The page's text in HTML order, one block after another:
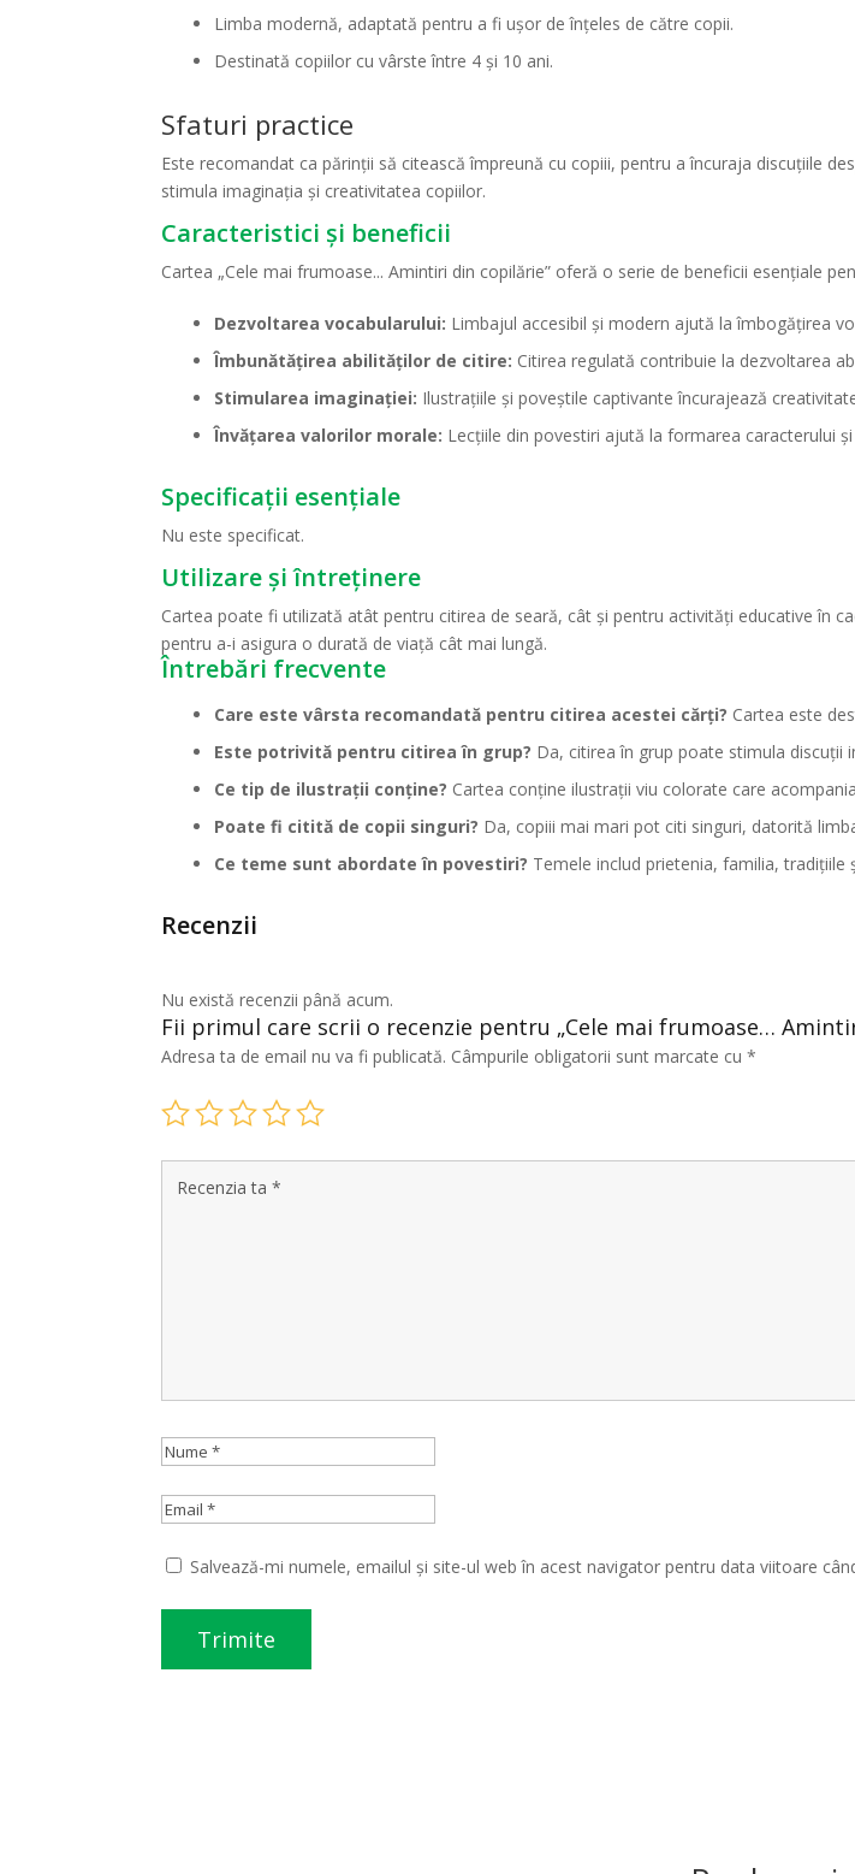
Limba modernă, adaptată pentru a fi ușor de înțeles de către copii.
Destinată copiilor cu vârste între 4 și 10 ani.
Sfaturi practice
Este recomandat ca părinții să citească împreună cu copiii, pentru a încuraja discuțiile
stimula imaginația și creativitatea copiilor.
Caracteristici și beneficii
Cartea „Cele mai frumoase... Amintiri din copilărie” oferă o serie de beneficii esențiale
Dezvoltarea vocabularului: Limbajul accesibil și modern ajută la îmbogățirea
Îmbunătățirea abilităților de citire: Citirea regulată contribuie la dezvoltarea
Stimularea imaginației: Ilustrațiile și poveștile captivante încurajează
Învățarea valorilor morale: Lecțiile din povestiri ajută la formarea caracterului
Specificații esențiale
Nu este specificat.
Utilizare și întreținere
Cartea poate fi utilizată atât pentru citirea de seară, cât și pentru activități educative în
pentru a-i asigura o durată de viață cât mai lungă.
Întrebări frecvente
Care este vârsta recomandată pentru citirea acestei cărți? Cartea este
Este potrivită pentru citirea în grup? Da, citirea în grup poate stimula discuții
Ce tip de ilustrații conține? Cartea conține ilustrații viu colorate care
Poate fi citită de copii singuri? Da, copiii mai mari pot citi singuri, datorită
Ce teme sunt abordate în povestiri? Temele includ prietenia, familia, tradițiile
Recenzii
Nu există recenzii până acum.
Fii primul care scrii o recenzie pentru „Cele mai frumoase…
Adresa ta de email nu va fi publicată. Câmpurile obligatorii sunt marcate cu*
Salvează-mi numele, emailul și site-ul web în acest navigator pentru data viitoare